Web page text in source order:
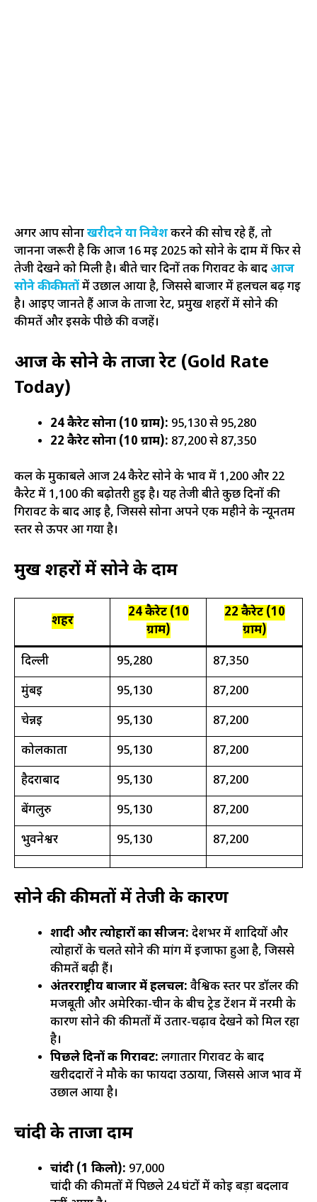
अगर आप सोनाखरीदने या निवेशकरने की सोच रहे हैं, तो
जानना जरूरी है कि आज 16 मई 2025 को सोने के दाम में फिर से
तेजी देखने को मिली है। बीते चार दिनों तक गिरावट के बादआज
सोने की कीमतोंमें उछाल आया है, जिससे बाजार में हलचल बढ़ गई
है। आइए जानते हैं आज के ताजा रेट, प्रमुख शहरों में सोने की
कीमतें और इसके पीछे की वजहें।
आज के सोने के ताजा रेट (Gold Rate
Today)
24 कैरेट सोना (10 ग्राम): ₹95,130 से ₹95,280
22 कैरेट सोना (10 ग्राम): ₹87,200 से ₹87,350
कल के मुकाबले आज 24 कैरेट सोने के भाव में ₹1,200 और 22
कैरेट में ₹1,100 की बढ़ोतरी हुई है। यह तेजी बीते कुछ दिनों की
गिरावट के बाद आई है, जिससे सोना अपने एक महीने के न्यूनतम
स्तर से ऊपर आ गया है।
प्रमुख शहरों में सोने के दाम
शहर
24 कैरेट (10
ग्राम)
22 कैरेट (10
ग्राम)
दिल्ली
₹95,280
₹87,350
मुंबई
₹95,130
₹87,200
चेन्नई
₹95,130
₹87,200
कोलकाता
₹95,130
₹87,200
हैदराबाद
₹95,130
₹87,200
बेंगलुरु
₹95,130
₹87,200
भुवनेश्वर
₹95,130 ₹87,200
सोने की कीमतों में तेजी के कारण
शादी और त्योहारों का सीजन: देशभर में शादियों और
त्योहारों के चलते सोने की मांग में इजाफा हुआ है, जिससे
कीमतें बढ़ी हैं।
अंतरराष्ट्रीय बाजार में हलचल: वैश्विक स्तर पर डॉलर की
मजबूती और अमेरिका-चीन के बीच ट्रेड टेंशन में नरमी के
कारण सोने की कीमतों में उतार-चढ़ाव देखने को मिल रहा
है।
पिछले दिनों की गिरावट: लगातार गिरावट के बाद
खरीददारों ने मौके का फायदा उठाया, जिससे आज भाव में
उछाल आया है।
चांदी के ताजा दाम
चांदी (1 किलो): ₹97,000
चांदी की कीमतों में पिछले 24 घंटों में कोई बड़ा बदलाव